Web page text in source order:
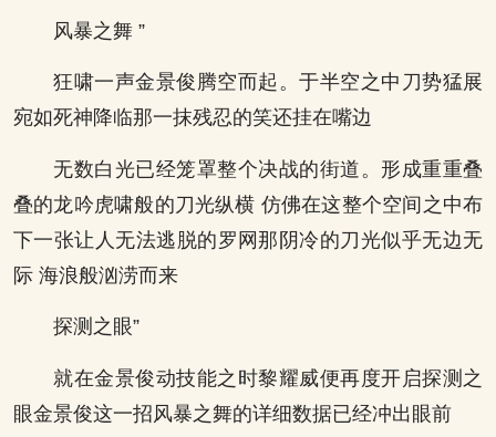
风暴之舞 ”
狂啸一声金景俊腾空而起。于半空之中刀势猛展
宛如死神降临那一抹残忍的笑还挂在嘴边
无数白光已经笼罩整个决战的街道。形成重重叠
叠的龙吟虎啸般的刀光纵横 仿佛在这整个空间之中布
下一张让人无法逃脱的罗网那阴冷的刀光似乎无边无
际 海浪般汹涝而来
探测之眼”
就在金景俊动技能之时黎耀威便再度开启探测之
眼金景俊这一招风暴之舞的详细数据已经冲出眼前